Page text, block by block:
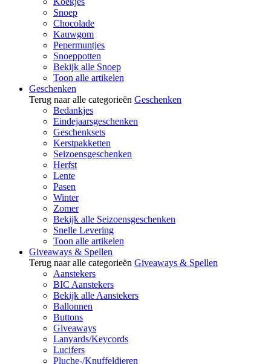
Snoep
Chocolade
Kauwgom
Pepermuntjes
Snoeppotten
Bekijk alle Snoep
Toon alle artikelen
Geschenken
Terug naar alle categorieën Geschenken
Bedankjes
Eindejaarsgeschenken
Geschenksets
Kerstpakketten
Seizoensgeschenken
Herfst
Lente
Pasen
Winter
Zomer
Bekijk alle Seizoensgeschenken
Snelle Levering
Toon alle artikelen
Giveaways & Spellen
Terug naar alle categorieën Giveaways & Spellen
Aanstekers
BIC Aanstekers
Bekijk alle Aanstekers
Ballonnen
Buttons
Giveaways
Lanyards/Keycords
Lucifers
Pluche-/Knuffeldieren